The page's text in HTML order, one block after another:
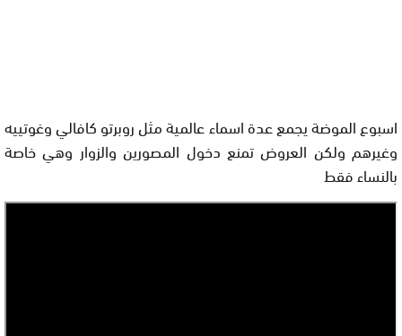
اسبوع الموضة يجمع عدة اسماء عالمية مثل روبرتو كافالي وغوتييه
وغيرهم ولكن العروض تمنع دخول المصورين والزوار وهي خاصة
بالنساء فقط